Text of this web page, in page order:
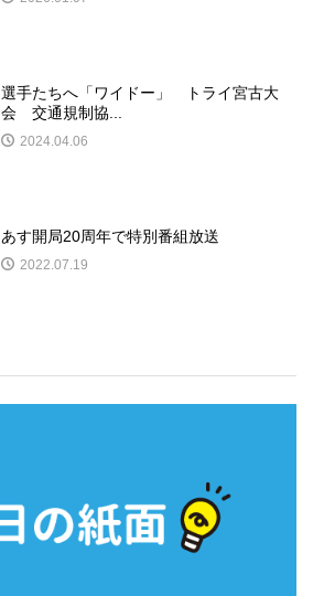
選手たちへ「ワイドー」 トライ宮古大
会 交通規制協...
2024.04.06
あす開局20周年で特別番組放送
2022.07.19